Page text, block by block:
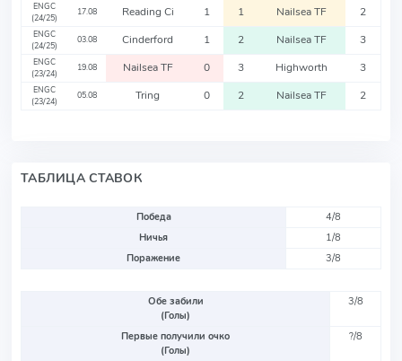
ENGC
(24/25)
17.08 Reading Ci 1 1 Nailsea TF 2
ENGC
(24/25)
03.08 Cinderford 1 2 Nailsea TF 3
ENGC
(23/24)
19.08 Nailsea TF 0 3 Highworth 3
ENGC
(23/24)
05.08 Tring 0 2 Nailsea TF 2
ТАБЛИЦА СТАВОК
Победа
4/8
Ничья
1/8
Поражение
3/8
Обе забили
(Голы)
3/8
Первые получили очко
(Голы)
?/8